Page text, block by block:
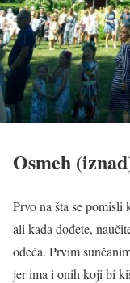
Osmeh
Prvo na šta se pomisli
ali kada dođete,
odeća. Prvim
jer ima i onih koji bi